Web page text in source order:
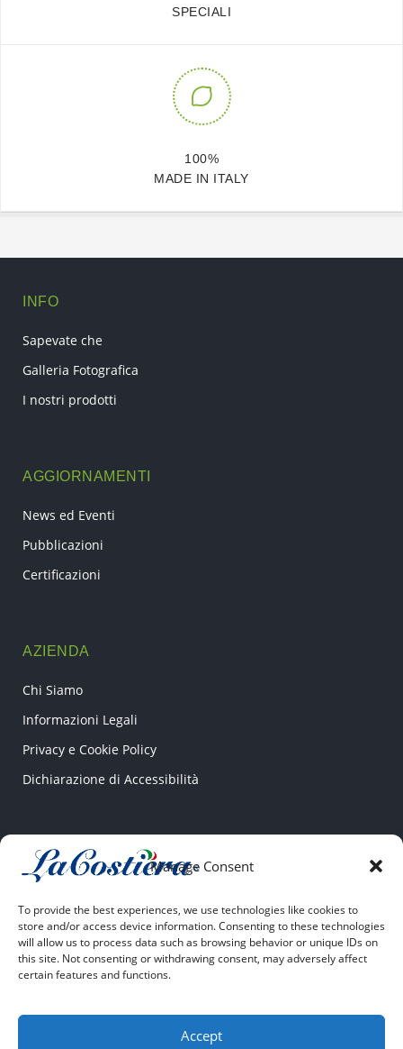
Manage Consent
To provide the best experiences, we use technologies like cookies to
store and/or access device information. Consenting to these technologies
will allow us to process data such as browsing behavior or unique IDs on
this site. Not consenting or withdrawing consent, may adversely affect
certain features and functions.
Accept
SPECIALI
100%
MADE IN ITALY
INFO
Sapevate che
Galleria Fotografica
I nostri prodotti
AGGIORNAMENTI
News ed Eventi
Pubblicazioni
Certificazioni
AZIENDA
Chi Siamo
Informazioni Legali
Privacy e Cookie Policy
Dichiarazione di Accessibilità
CONTATTI
04022 Fondi (LT)
+39 0771 531807